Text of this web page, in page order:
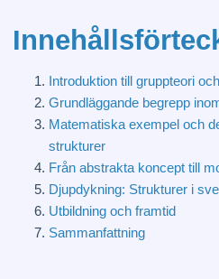
Introduktion till gruppteori
Grundläggande begrepp
Matematiska exempel och
strukturer
Från abstrakta koncept till
Djupdykning: Strukturer i
Utbildning och framtid
Sammanfattning